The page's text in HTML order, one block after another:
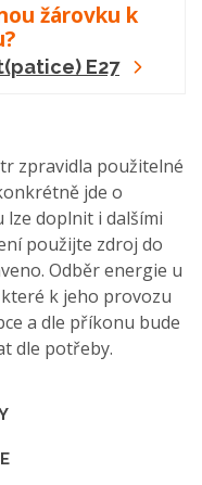
žárovku k
E27
zpravidla použitelné
jde o
lze doplnit i dalšími
použijte zdroj do
Odběr energie u
k jeho provozu
a dle příkonu bude
dle potřeby.